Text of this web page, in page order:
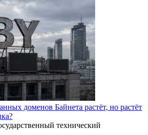
доменов Байнета растёт, но растёт
технический